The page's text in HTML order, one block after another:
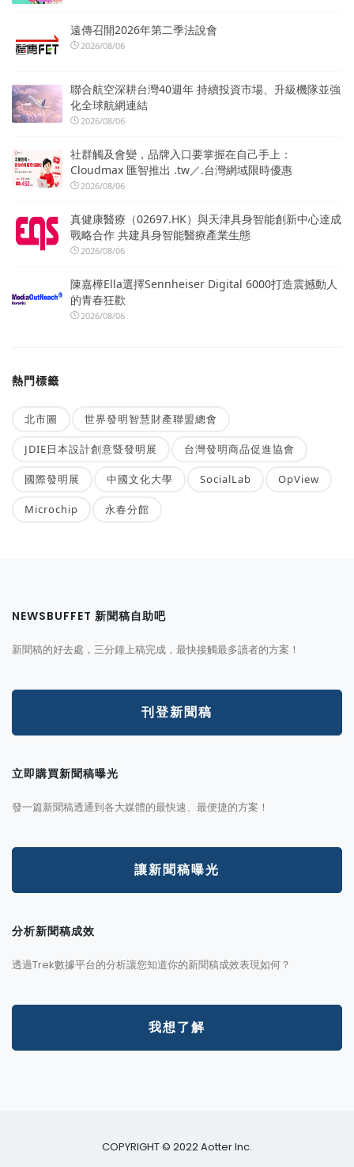
遠傳召開2026年第二季法說會
2026/08/06
聯合航空深耕台灣40週年 持續投資市場、升級機隊並強
化全球航網連結
2026/08/06
社群觸及會變，品牌入口要掌握在自己手上：
Cloudmax 匯智推出 .tw／.台灣網域限時優惠
2026/08/06
真健康醫療（02697.HK）與天津具身智能創新中心達成
戰略合作 共建具身智能醫療產業生態
2026/08/06
陳嘉樺Ella選擇Sennheiser Digital 6000打造震撼動人
的青春狂歡
2026/08/06
熱門標籤
北市圖 世界發明智慧財產聯盟總會
JDIE日本設計創意暨發明展 台灣發明商品促進協會
國際發明展 中國文化大學 SocialLab OpView
Microchip 永春分館
NEWSBUFFET 新聞稿自助吧
新聞稿的好去處，三分鐘上稿完成，最快接觸最多讀者的方案！
刊登新聞稿
立即購買新聞稿曝光
發一篇新聞稿透通到各大媒體的最快速、最便捷的方案！
讓新聞稿曝光
分析新聞稿成效
透過Trek數據平台的分析讓您知道你的新聞稿成效表現如何？
我想了解
COPYRIGHT © 2022 Aotter Inc.